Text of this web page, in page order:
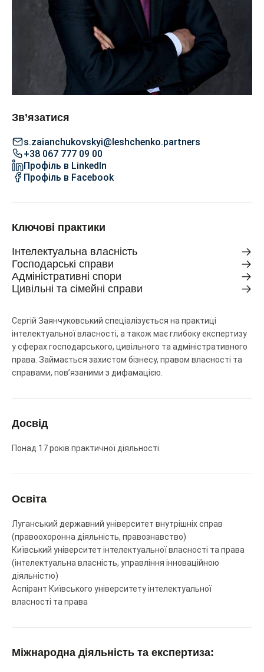
Зв’язатися
s.zaianchukovskyi@leshchenko.partners
+38 067 777 09 00
Профіль в LinkedIn
Профіль в Facebook
Ключові практики
Інтелектуальна власність
Господарські справи
Адміністративні спори
Цивільні та сімейні справи
Сергій Заянчуковський спеціалізується на практиці
інтелектуальної власності, а також має глибоку експертизу
у сферах господарського, цивільного та адміністративного
права. Займається захистом бізнесу, правом власності та
справами, пов’язаними з дифамацією.
Досвід
Понад 17 років практичної діяльності.
Освіта
Луганський державний університет внутрішніх справ
(правоохоронна діяльність, правознавство)
Київський університет інтелектуальної власності та права
(інтелектуальна власність, управління інноваційною
діяльністю)
Аспірант Київського університету інтелектуальної
власності та права
Міжнародна діяльність та експертиза: